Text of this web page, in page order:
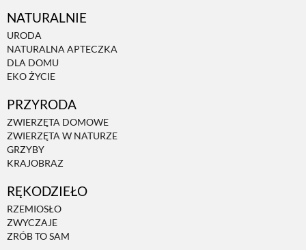
NATURALNIE
URODA
NATURALNA APTECZKA
DLA DOMU
EKO ŻYCIE
PRZYRODA
ZWIERZĘTA DOMOWE
ZWIERZĘTA W NATURZE
GRZYBY
KRAJOBRAZ
RĘKODZIEŁO
RZEMIOSŁO
ZWYCZAJE
ZRÓB TO SAM